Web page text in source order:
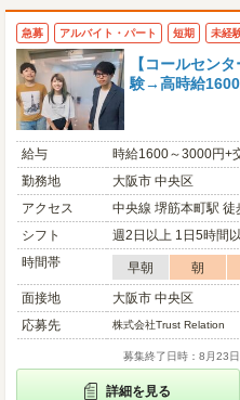
急募 アルバイト・パート 短期 未経
【コールセン
験→高時給
給与
時給1600～3000円+
勤務地
大阪市 中央区
アクセス
中央線 堺筋本町駅 徒
シフト
週2日以上 1日5時間
時間帯
早朝 朝
面接地
大阪市 中央区
応募先
株式会社Trust Relation
募集終了日時：8月23日
詳細を見る